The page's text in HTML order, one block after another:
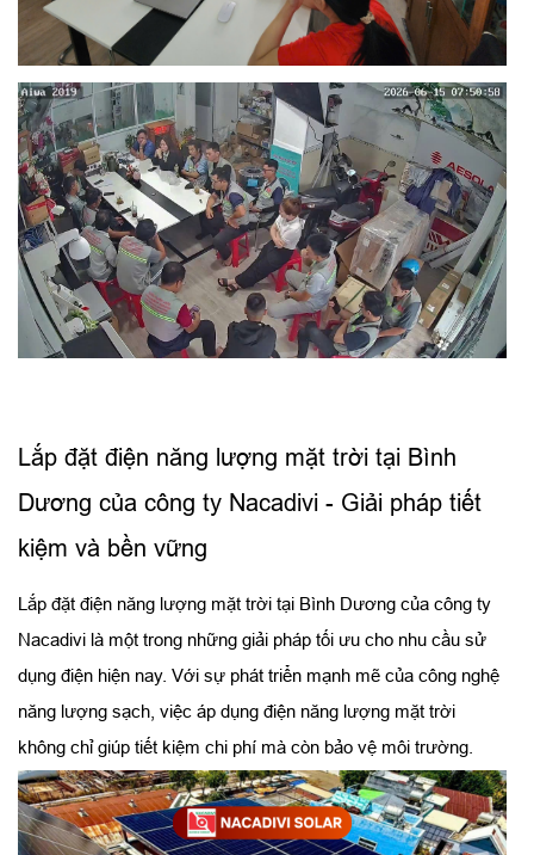
Lắp đặt điện năng lượng mặt trời tại Bình
Dương của công ty Nacadivi - Giải pháp tiết
kiệm và bền vững
Lắp đặt điện năng lượng mặt trời tại Bình Dương của công ty
Nacadivi là một trong những giải pháp tối ưu cho nhu cầu sử
dụng điện hiện nay. Với sự phát triển mạnh mẽ của công nghệ
năng lượng sạch, việc áp dụng điện năng lượng mặt trời
không chỉ giúp tiết kiệm chi phí mà còn bảo vệ môi trường.